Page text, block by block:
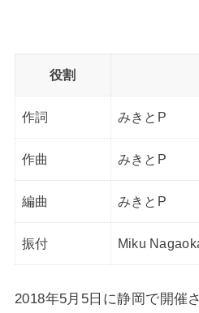
役割
作詞 みきとP
作曲 みきとP
編曲 みきとP
振付 Miku
2018年5月5日に静岡で開催